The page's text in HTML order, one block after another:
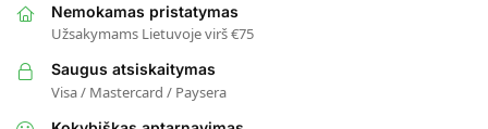
Nemokamas pristatymas
Užsakymams Lietuvoje virš €75
Saugus atsiskaitymas
Visa / Mastercard / Paysera